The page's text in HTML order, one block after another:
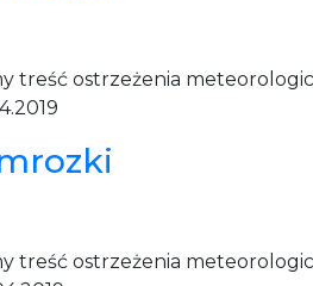
treść ostrzeżenia
treść ostrzeżenia